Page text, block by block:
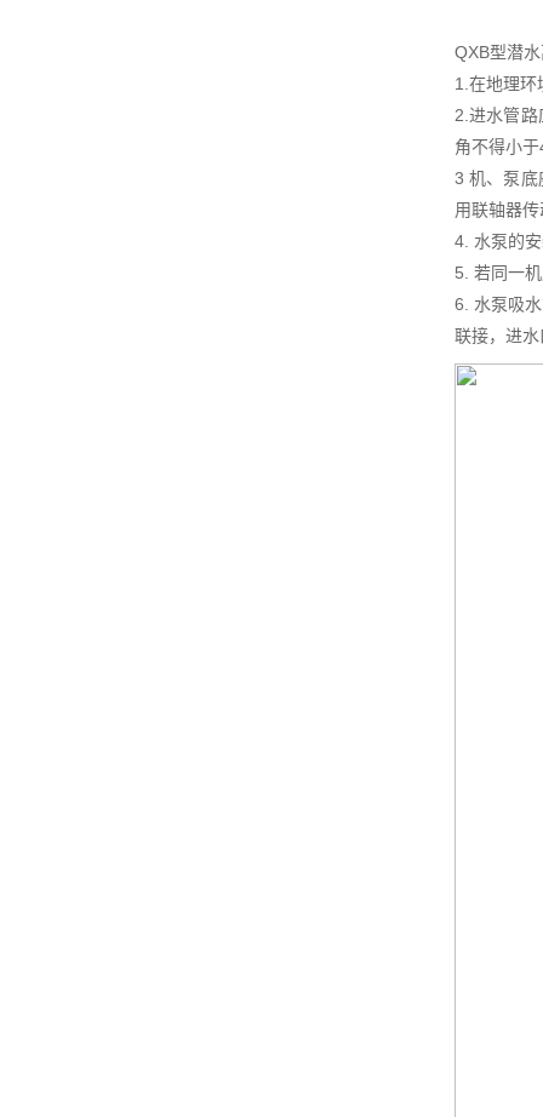
QXB型潜
1.在地理
2.进水管
角不得小
3 机、泵底
用联轴器
4. 水泵的
5. 若同一
6. 水泵吸
联接，进